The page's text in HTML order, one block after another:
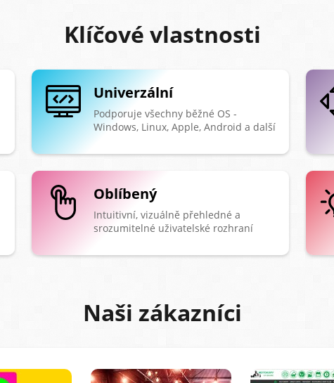
Klíčové vlastnosti
Univerzální
Podporuje všechny běžné OS -
Windows, Linux, Apple, Android a další
Oblíbený
Intuitivní, vizuálně přehledné a
srozumitelné uživatelské rozhraní
Naši zákazníci